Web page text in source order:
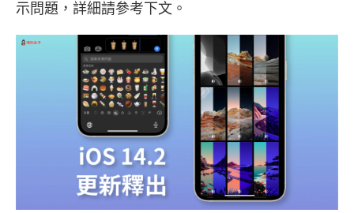
示問題，詳細請參考下文。